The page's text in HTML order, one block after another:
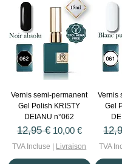
Vernis semi-permanent
Gel Polish KRISTY
DEIANU n°062
Prix original
12,95 € Prix promotionnel
10,00 €
TVA Incluse Livraison
Vernis
Gel
Prix
TVA